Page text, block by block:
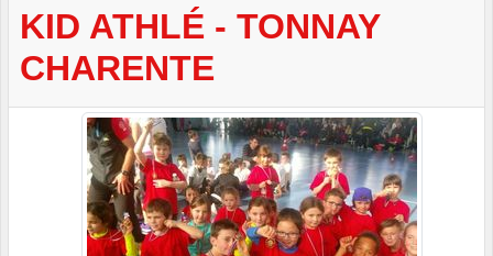
KID ATHLÉ - TONNAY
CHARENTE